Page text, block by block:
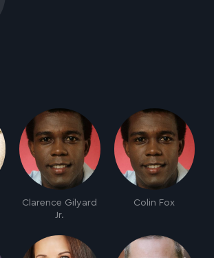
Clarence Gilyard
Jr.
Colin Fox